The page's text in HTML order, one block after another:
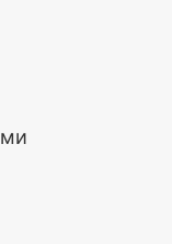
с помощью
и сиденье
В
сном на свежем